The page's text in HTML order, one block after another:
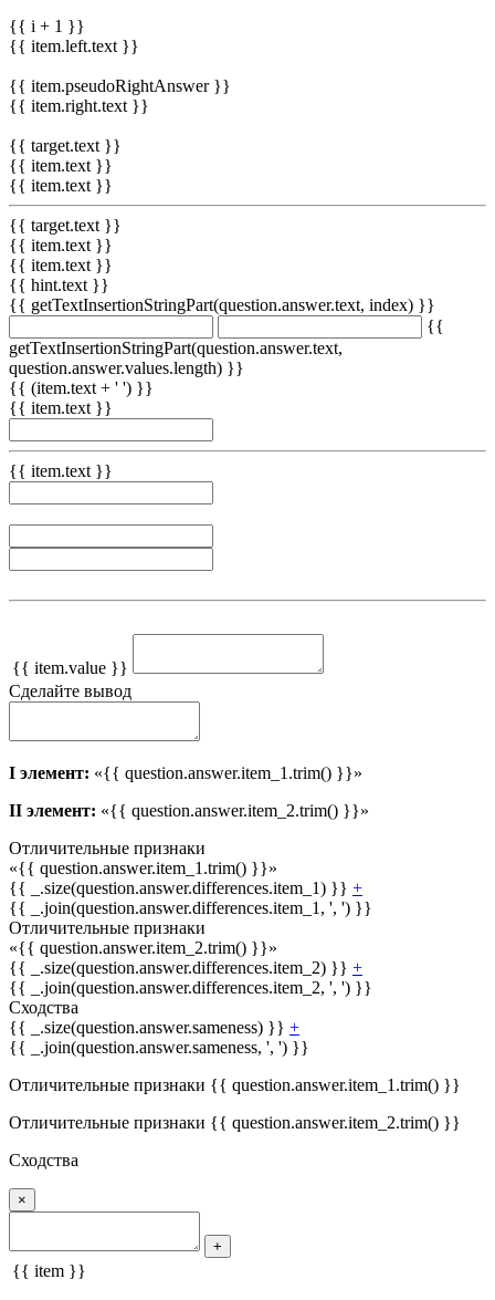
{{ i + 1 }}
{{ item.left.text }}
{{ item.pseudoRightAnswer }}
{{ item.right.text }}
{{ target.text }}
{{ item.text }}
{{ item.text }}
{{ target.text }}
{{ item.text }}
{{ item.text }}
{{ hint.text }}
{{ getTextInsertionStringPart(question.answer.text, index) }}
{{
getTextInsertionStringPart(question.answer.text,
question.answer.values.length) }}
{{ (item.text + ' ') }}
{{ item.text }}
{{ item.text }}
{{ item.value }}
Сделайте вывод
I элемент: «{{ question.answer.item_1.trim() }}»
II элемент: «{{ question.answer.item_2.trim() }}»
Отличительные признаки
«{{ question.answer.item_1.trim() }}»
{{ _.size(question.answer.differences.item_1) }} +
{{ _.join(question.answer.differences.item_1, ', ') }}
Отличительные признаки
«{{ question.answer.item_2.trim() }}»
{{ _.size(question.answer.differences.item_2) }} +
{{ _.join(question.answer.differences.item_2, ', ') }}
Сходства
{{ _.size(question.answer.sameness) }} +
{{ _.join(question.answer.sameness, ', ') }}
Отличительные признаки {{ question.answer.item_1.trim() }}
Отличительные признаки {{ question.answer.item_2.trim() }}
Сходства
×
+
{{ item }}